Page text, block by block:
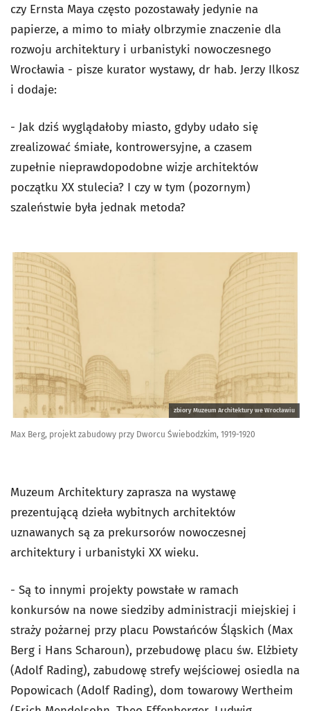
czy Ernsta Maya często pozostawały jedynie na
papierze, a mimo to miały olbrzymie znaczenie dla
rozwoju architektury i urbanistyki nowoczesnego
Wrocławia - pisze kurator wystawy, dr hab. Jerzy Ilkosz
i dodaje:
- Jak dziś wyglądałoby miasto, gdyby udało się
zrealizować śmiałe, kontrowersyjne, a czasem
zupełnie nieprawdopodobne wizje architektów
początku XX stulecia? I czy w tym (pozornym)
szaleństwie była jednak metoda?
zbiory Muzeum Architektury we Wrocławiu
Max Berg, projekt zabudowy przy Dworcu Świebodzkim, 1919-1920
Muzeum Architektury zaprasza na wystawę
prezentującą dzieła wybitnych architektów
uznawanych są za prekursorów nowoczesnej
architektury i urbanistyki XX wieku.
- Są to innymi projekty powstałe w ramach
konkursów na nowe siedziby administracji miejskiej i
straży pożarnej przy placu Powstańców Śląskich (Max
Berg i Hans Scharoun), przebudowę placu św. Elżbiety
(Adolf Rading), zabudowę strefy wejściowej osiedla na
Popowicach (Adolf Rading), dom towarowy Wertheim